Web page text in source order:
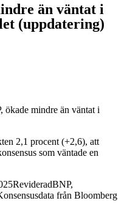
än väntat i
(uppdatering)
ökade mindre än väntat i
2,1 procent (+2,6), att
som väntade en
från Bloomberg